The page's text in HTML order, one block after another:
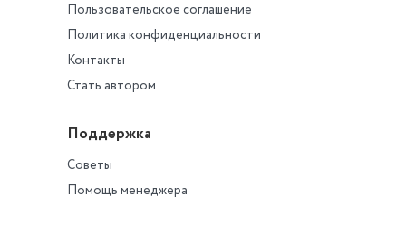
Пользовательское соглашение
Политика конфиденциальности
Контакты
Стать автором
Поддержка
Советы
Помощь менеджера